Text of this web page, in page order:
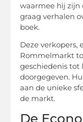
waarmee hij zijn
graag verhalen
boek.
Deze verkopers,
Rommelmarkt
geschiedenis tot
doorgegeven.
aan de unieke
de markt.
De